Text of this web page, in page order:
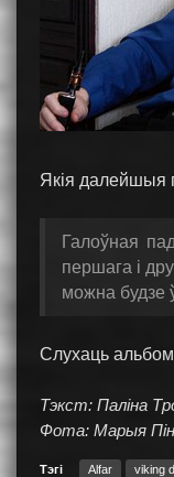
Якія далейшыя
Галоўная
першага і
можна будзе
Слухаць альбом
Тэкст: Паліна
Фота: Марыя
Тэгі Alfar viking